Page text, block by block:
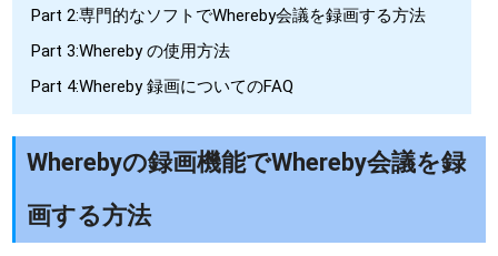
Part 2:専門的なソフトでWhereby会議を録画する方法
Part 3:Whereby の使用方法
Part 4:Whereby 録画についてのFAQ
Wherebyの録画機能でWhereby会議を録
画する方法